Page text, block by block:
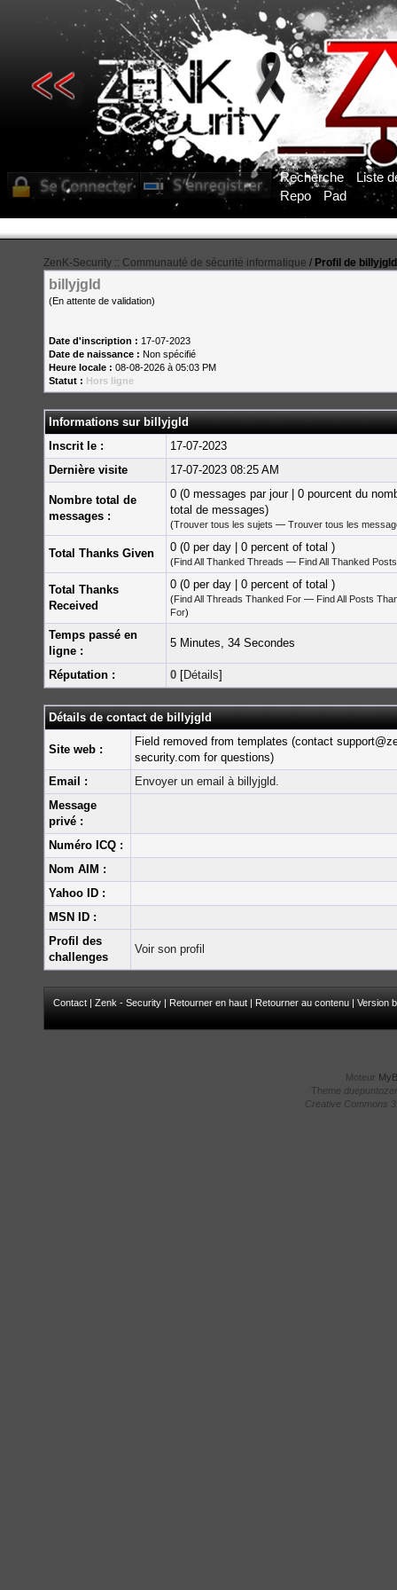
Recherche
Liste
Repo
Pad
ZenK-Security :: Communauté de sécurité informatique / Profil de billyjgld
billyjgld
(En attente de validation)
Date d'inscription : 17-07-2023
Date de naissance : Non spécifié
Heure locale : 08-08-2026 à 05:03 PM
Statut : Hors ligne
Informations sur billyjgld
Inscrit le :
17-07-2023
Dernière visite
17-07-2023 08:25 AM
Nombre total de
messages :
0 (0 messages par jour | 0 pourcent du
total de messages)
(Trouver tous les sujets — Trouver tous les
Total Thanks Given 0 (0 per day | 0 percent of total )
(Find All Thanked Threads — Find All Thanked Posts
Total Thanks
Received
0 (0 per day | 0 percent of total )
(Find All Threads Thanked For — Find All Posts
For)
Temps passé en
ligne :
5 Minutes, 34 Secondes
Réputation : 0 [Détails]
Détails de contact de billyjgld
Site web :
Field removed from templates (contact
security.com for questions)
Email :
Envoyer un email à billyjgld.
Message
privé :
Numéro ICQ :
Nom AIM :
Yahoo ID :
MSN ID :
Profil des
challenges
Voir son profil
Contact | Zenk - Security | Retourner en haut | Retourner au contenu | Version
Moteur
Theme
Creative Commons